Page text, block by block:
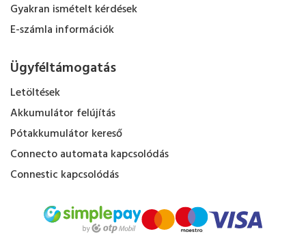
Gyakran ismételt kérdések
E-számla információk
Ügyféltámogatás
Letöltések
Akkumulátor felújítás
Pótakkumulátor kereső
Connecto automata kapcsolódás
Connestic kapcsolódás